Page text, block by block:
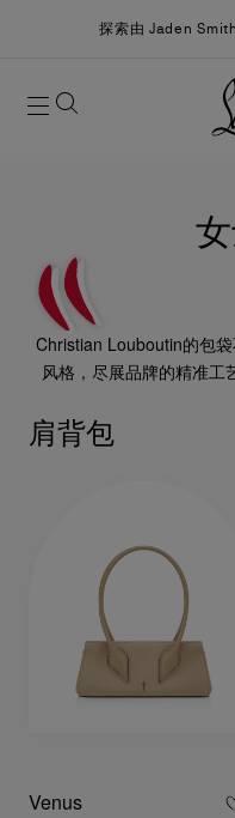
探索由 Jaden
Christian Louboutin的包
风格，尽展品牌的精准工
肩背包
Venus